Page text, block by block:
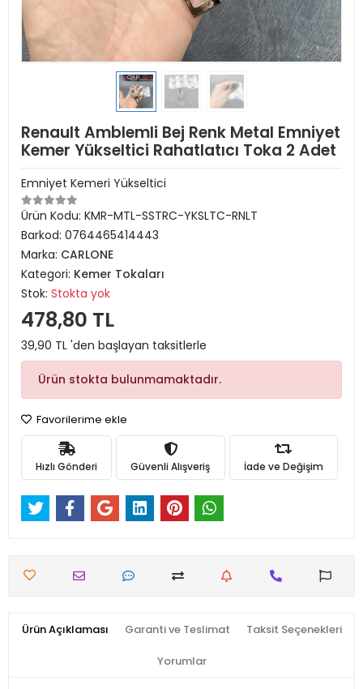
Renault Amblemli Bej Renk Metal Emniyet
Kemer Yükseltici Rahatlatıcı Toka 2 Adet
Emniyet Kemeri Yükseltici
Ürün Kodu: KMR-MTL-SSTRC-YKSLTC-RNLT
Barkod: 0764465414443
Marka: CARLONE
Kategori: Kemer Tokaları
Stok: Stokta yok
478,80 TL
39,90 TL 'den başlayan taksitlerle
Ürün stokta bulunmamaktadır.
Favorilerime ekle
Hızlı Gönderi Güvenli Alışveriş İade ve Değişim
Ürün Açıklaması Garanti ve Teslimat Taksit Seçenekleri
Yorumlar